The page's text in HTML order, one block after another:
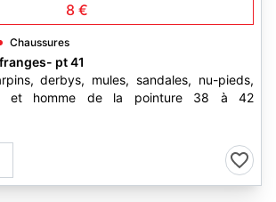
8 €
Chaussures
pt 41
derbys, mules, sandales, nu-pieds,
et homme de la pointure 38 à 42